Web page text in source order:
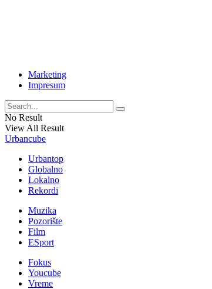
Marketing
Impresum
No Result
View All Result
Urbancube
Urbantop
Globalno
Lokalno
Rekordi
Muzika
Pozorište
Film
ESport
Fokus
Youcube
Vreme